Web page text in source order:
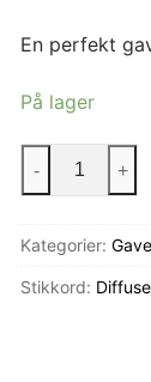
En perfekt
På lager
-
White
100ml
- +
Kategorier:
Stikkord: